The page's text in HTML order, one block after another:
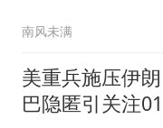
南风未满
美重兵施压伊
巴隐匿引关注01